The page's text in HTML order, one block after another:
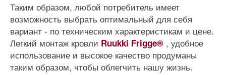
Таким образом, любой потребитель имеет
возможность выбрать оптимальный для себя
вариант - по техническим характеристикам и цене.
Легкий монтаж кровли Ruukki Frigge® , удобное
использование и высокое качество продуманы
таким образом, чтобы облегчить нашу жизнь.